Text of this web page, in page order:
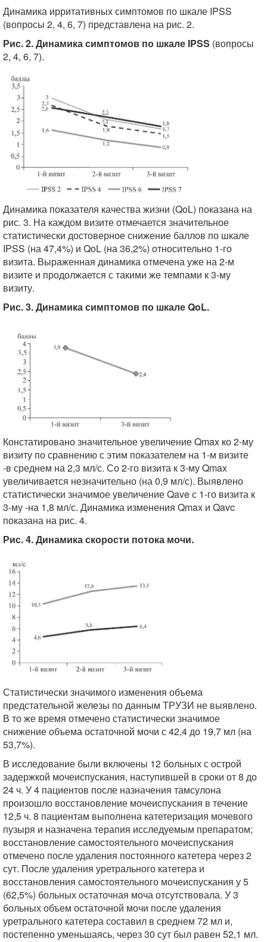
Динамика ирритативных симптомов по шкале IPSS
(вопросы 2, 4, 6, 7) представлена на рис. 2.
Рис. 2. Динамика симптомов по шкале IPSS (вопросы
2, 4, 6, 7).
Динамика показателя качества жизни (QoL) показана на
рис. 3. На каждом визите отмечается значительное
статистически достоверное снижение баллов по шкале
IPSS (на 47,4%) и QoL (на 36,2%) относительно 1-го
визита. Выраженная динамика отмечена уже на 2-м
визите и продолжается с такими же темпами к 3-му
визиту.
Рис. 3. Динамика симптомов по шкале QoL.
Констатировано значительное увеличение Qmax ко 2-му
визиту по сравнению с этим показателем на 1-м визите
-в среднем на 2,3 мл/с. Со 2-го визита к 3-му Qmax
увеличивается незначительно (на 0,9 мл/с). Выявлено
статистически значимое увеличение Qave с 1-го визита к
3-му -на 1,8 мл/с. Динамика изменения Qmax и Qavc
показана на рис. 4.
Рис. 4. Динамика скорости потока мочи.
Статистически значимого изменения объема
предстательной железы по данным ТРУЗИ не выявлено.
В то же время отмечено статистически значимое
снижение объема остаточной мочи с 42,4 до 19,7 мл (на
53,7%).
В исследование были включены 12 больных с острой
задержкой мочеиспускания, наступившей в сроки от 8 до
24 ч. У 4 пациентов после назначения тамсулона
произошло восстановление мочеиспускания в течение
12,5 ч. 8 пациентам выполнена катетеризация мочевого
пузыря и назначена терапия исследуемым препаратом;
восстановление самостоятельного мочеиспускания
отмечено после удаления постоянного катетера через 2
сут. После удаления уретрального катетера и
восстановления самостоятельного мочеиспускания у 5
(62,5%) больных остаточная моча отсутствовала. У 3
больных объем остаточной мочи после удаления
уретрального катетера составил в среднем 72 мл и,
постепенно уменьшаясь, через 30 сут был равен 52,1 мл.